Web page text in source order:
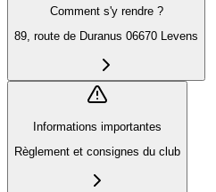
Comment s'y rendre ?
89, route de Duranus 06670 Levens
Informations importantes
Règlement et consignes du club